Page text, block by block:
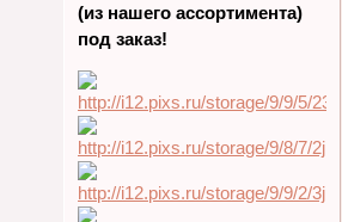
(из нашего ассортимента)
под заказ!